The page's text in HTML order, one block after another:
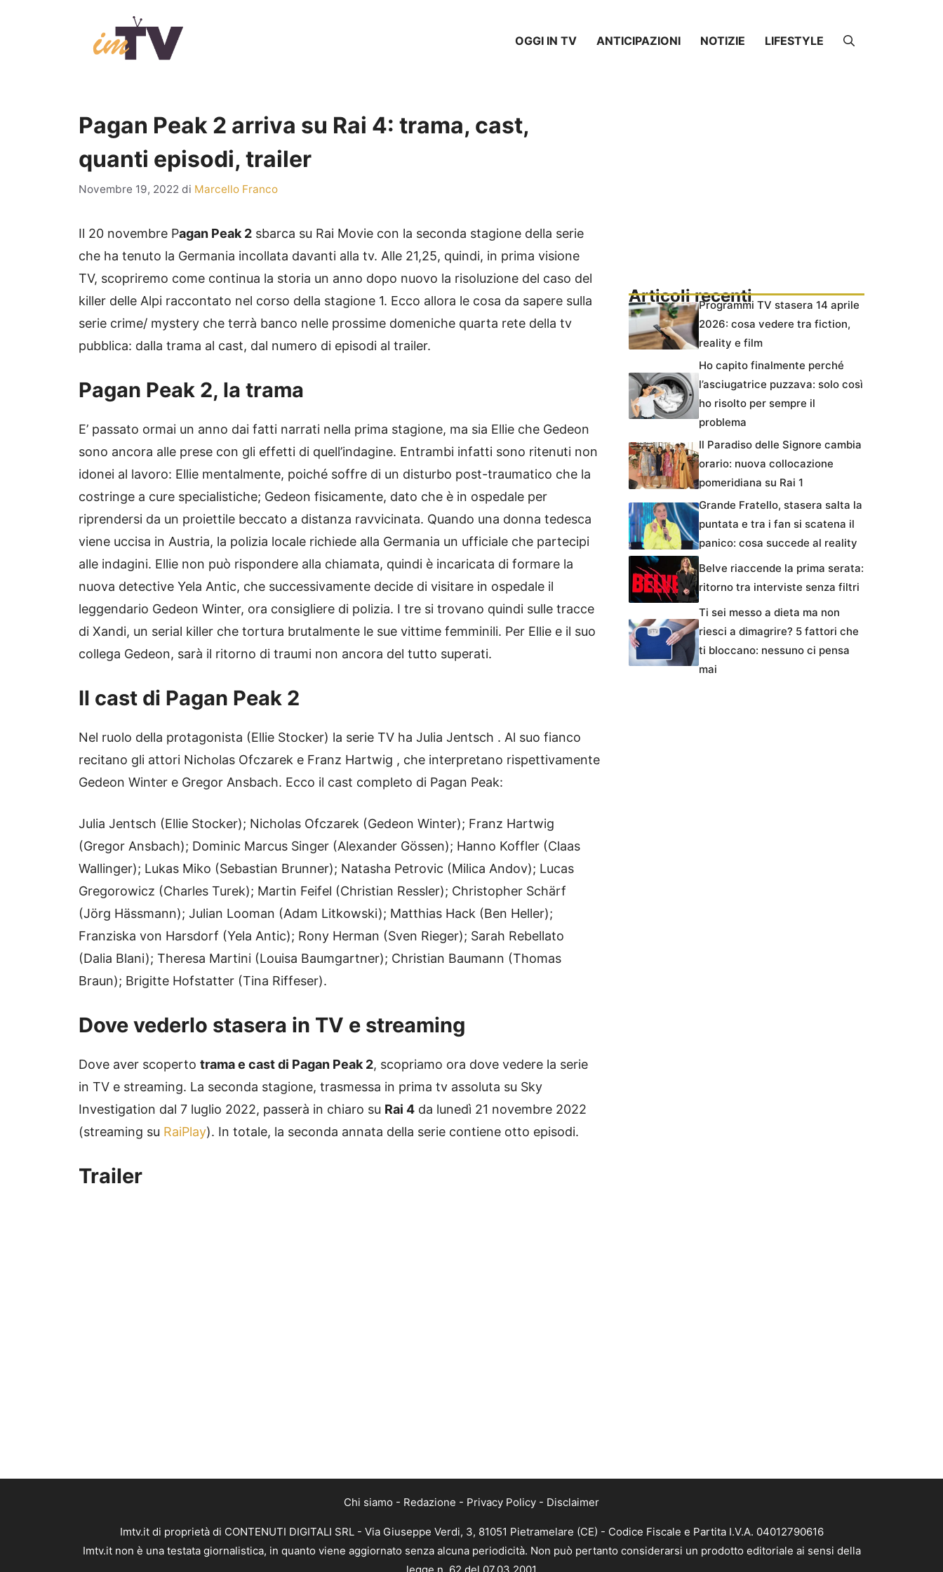
OGGI IN TV ANTICIPAZIONI NOTIZIE LIFESTYLE
Pagan Peak 2 arriva su Rai 4: trama, cast,
quanti episodi, trailer
Novembre 19, 2022 di Marcello Franco
Il 20 novembre Pagan Peak 2 sbarca su Rai Movie con la seconda stagione della serie
che ha tenuto la Germania incollata davanti alla tv. Alle 21,25, quindi, in prima visione
TV, scopriremo come continua la storia un anno dopo nuovo la risoluzione del caso del
killer delle Alpi raccontato nel corso della stagione 1. Ecco allora le cosa da sapere sulla
serie crime/ mystery che terrà banco nelle prossime domeniche quarta rete della tv
pubblica: dalla trama al cast, dal numero di episodi al trailer.
Pagan Peak 2, la trama
E’ passato ormai un anno dai fatti narrati nella prima stagione, ma sia Ellie che Gedeon
sono ancora alle prese con gli effetti di quell’indagine. Entrambi infatti sono ritenuti non
idonei al lavoro: Ellie mentalmente, poiché soffre di un disturbo post-traumatico che la
costringe a cure specialistiche; Gedeon fisicamente, dato che è in ospedale per
riprendersi da un proiettile beccato a distanza ravvicinata. Quando una donna tedesca
viene uccisa in Austria, la polizia locale richiede alla Germania un ufficiale che partecipi
alle indagini. Ellie non può rispondere alla chiamata, quindi è incaricata di formare la
nuova detective Yela Antic, che successivamente decide di visitare in ospedale il
leggendario Gedeon Winter, ora consigliere di polizia. I tre si trovano quindi sulle tracce
di Xandi, un serial killer che tortura brutalmente le sue vittime femminili. Per Ellie e il suo
collega Gedeon, sarà il ritorno di traumi non ancora del tutto superati.
Il cast di Pagan Peak 2
Nel ruolo della protagonista (Ellie Stocker) la serie TV ha Julia Jentsch . Al suo fianco
recitano gli attori Nicholas Ofczarek e Franz Hartwig , che interpretano rispettivamente
Gedeon Winter e Gregor Ansbach. Ecco il cast completo di Pagan Peak:
Julia Jentsch (Ellie Stocker); Nicholas Ofczarek (Gedeon Winter); Franz Hartwig
(Gregor Ansbach); Dominic Marcus Singer (Alexander Gössen); Hanno Koffler (Claas
Wallinger); Lukas Miko (Sebastian Brunner); Natasha Petrovic (Milica Andov); Lucas
Gregorowicz (Charles Turek); Martin Feifel (Christian Ressler); Christopher Schärf
(Jörg Hässmann); Julian Looman (Adam Litkowski); Matthias Hack (Ben Heller);
Franziska von Harsdorf (Yela Antic); Rony Herman (Sven Rieger); Sarah Rebellato
(Dalia Blani); Theresa Martini (Louisa Baumgartner); Christian Baumann (Thomas
Braun); Brigitte Hofstatter (Tina Riffeser).
Dove vederlo stasera in TV e streaming
Dove aver scoperto trama e cast di Pagan Peak 2, scopriamo ora dove vedere la serie
in TV e streaming. La seconda stagione, trasmessa in prima tv assoluta su Sky
Investigation dal 7 luglio 2022, passerà in chiaro su Rai 4 da lunedì 21 novembre 2022
(streaming su RaiPlay). In totale, la seconda annata della serie contiene otto episodi.
Trailer
Articoli recentiProgrammi TV stasera 14 aprile
2026: cosa vedere tra fiction,
reality e film
Ho capito finalmente perché
l’asciugatrice puzzava: solo così
ho risolto per sempre il
problema
Il Paradiso delle Signore cambia
orario: nuova collocazione
pomeridiana su Rai 1
Grande Fratello, stasera salta la
puntata e tra i fan si scatena il
panico: cosa succede al reality
Belve riaccende la prima serata:
ritorno tra interviste senza filtri
Ti sei messo a dieta ma non
riesci a dimagrire? 5 fattori che
ti bloccano: nessuno ci pensa
mai
Chi siamo - Redazione - Privacy Policy - Disclaimer
Imtv.it di proprietà di CONTENUTI DIGITALI SRL - Via Giuseppe Verdi, 3, 81051 Pietramelare (CE) - Codice Fiscale e Partita I.V.A. 04012790616
Imtv.it non è una testata giornalistica, in quanto viene aggiornato senza alcuna periodicità. Non può pertanto considerarsi un prodotto editoriale ai sensi della